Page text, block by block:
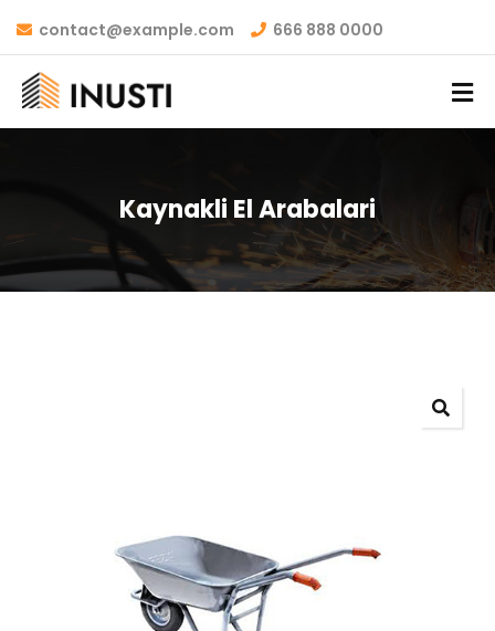
contact@example.com 666 888 0000
Kaynakli El Arabalari